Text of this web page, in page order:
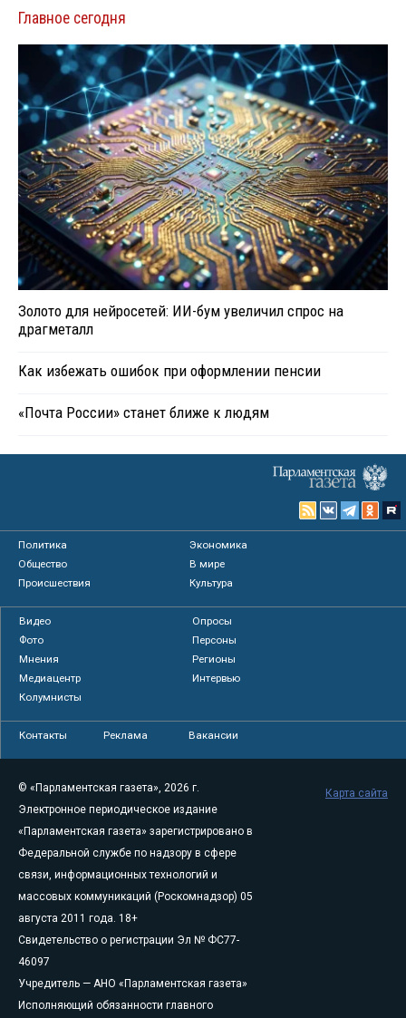
Главное сегодня
Золото для нейросетей: ИИ-бум увеличил спрос на
драгметалл
Как избежать ошибок при оформлении пенсии
«Почта России» станет ближе к людям
Политика
Экономика
Общество
В мире
Происшествия
Культура
Видео
Опросы
Фото
Персоны
Мнения
Регионы
Медиацентр
Интервью
Колумнисты
Контакты Реклама Вакансии
© «Парламентская газета», 2026 г.
Электронное периодическое издание
«Парламентская газета» зарегистрировано в
Федеральной службе по надзору в сфере
связи, информационных технологий и
массовых коммуникаций (Роскомнадзор) 05
августа 2011 года. 18+
Свидетельство о регистрации Эл № ФС77-
46097
Учредитель — АНО «Парламентская газета»
Исполняющий обязанности главного
Карта сайта